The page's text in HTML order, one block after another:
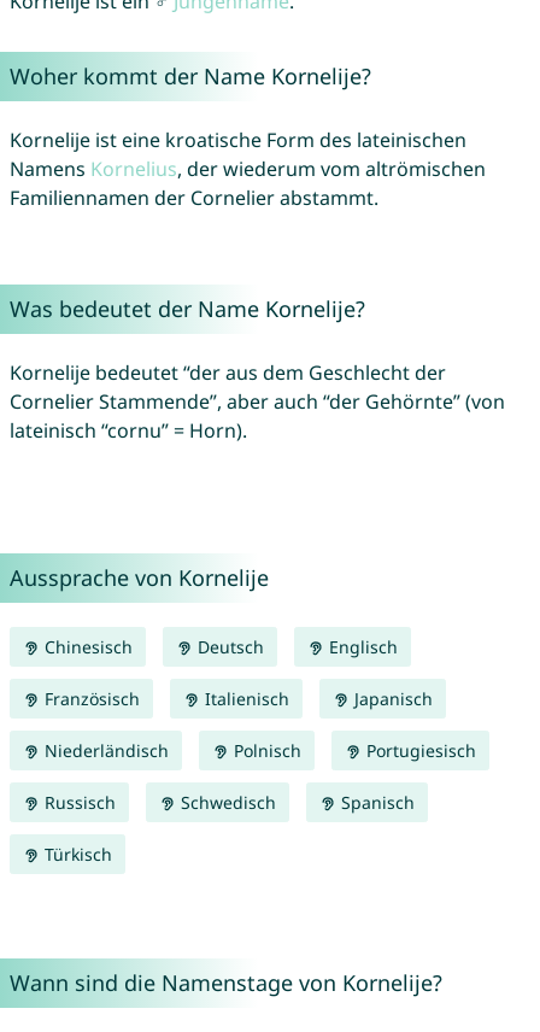
Woher kommt der Name Kornelije?
Kornelije ist eine kroatische Form des lateinischen
Namens Kornelius, der wiederum vom altrömischen
Familiennamen der Cornelier abstammt.
Was bedeutet der Name Kornelije?
Kornelije bedeutet “der aus dem Geschlecht der
Cornelier Stammende”, aber auch “der Gehörnte” (von
lateinisch “cornu” = Horn).
Aussprache von Kornelije
Chinesisch Deutsch Englisch
Französisch Italienisch Japanisch
Niederländisch Polnisch Portugiesisch
Russisch Schwedisch Spanisch
Türkisch
Wann sind die Namenstage von Kornelije?